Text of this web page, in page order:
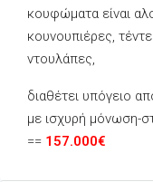
κουφώματα είναι
κουνουπιέρες,
ντουλάπες,
διαθέτει υπόγειο
με ισχυρή μόνωση-
== 157.000€